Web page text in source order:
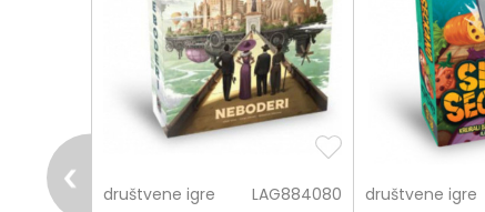
pošalji
društvene igre LAG884080 društvene igre